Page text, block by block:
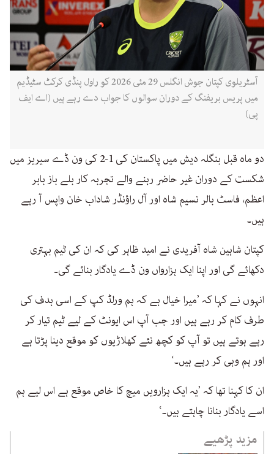
آسٹریلوی کپتان جوش انگلس 29 مئی 2026 کو راول پنڈی کرکٹ سٹیڈیم
میں پریس بریفنگ کے دوران سوالوں کا جواب دے رہے ہیں (اے ایف
پی)
دو ماہ قبل بنگلہ دیش میں پاکستان کی 1-2 کی ون ڈے سیریز میں
شکست کے دوران غیر حاضر رہنے والے تجربہ کار بلے باز بابر
اعظم، فاسٹ بالر نسیم شاہ اور آل راؤنڈر شاداب خان واپس آ رہے
ہیں۔
کپتان شاہین شاہ آفریدی نے امید ظاہر کی کہ ان کی ٹیم بہتری
دکھائے گی اور اپنا ایک ہزارواں ون ڈے یادگار بنائے گی۔
انہوں نے کہا کہ ’میرا خیال ہے کہ ہم ورلڈ کپ کے اسی ہدف کی
طرف کام کر رہے ہیں اور جب آپ اس ایونٹ کے لیے ٹیم تیار کر
رہے ہوتے ہیں تو آپ کو کچھ نئے کھلاڑیوں کو موقع دینا پڑتا ہے
اور ہم وہی کر رہے ہیں۔‘
ان کا کہنا تھا کہ ’یہ ایک ہزارویں میچ کا خاص موقع ہے اس لیے ہم
اسے یادگار بنانا چاہتے ہیں۔‘
مزید پڑھیے